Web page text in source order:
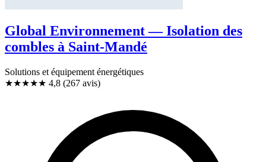
Global Environnement — Isolation des
combles à Saint-Mandé
Solutions et équipement énergétiques
★★★★★ 4,8 (267 avis)